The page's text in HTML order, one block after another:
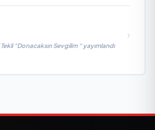
“Donacaksın Sevgilim “ yayımlandı